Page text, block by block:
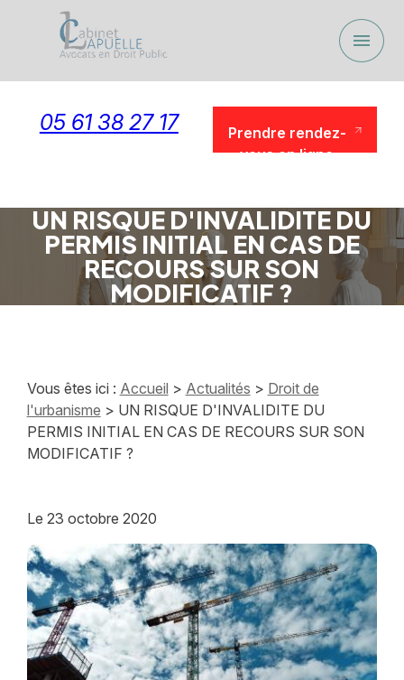
menu
05 61 38 27 17
Prendre rendez-
vous en ligne
UN RISQUE D'INVALIDITE DU
PERMIS INITIAL EN CAS DE
RECOURS SUR SON
MODIFICATIF ?
Vous êtes ici : Accueil > Actualités > Droit de
l'urbanisme > UN RISQUE D'INVALIDITE DU
PERMIS INITIAL EN CAS DE RECOURS SUR SON
MODIFICATIF ?
Le 23 octobre 2020
Panneau de gestion des cookies